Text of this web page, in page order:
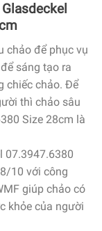
chảo để phục vụ
sáng tạo ra
chiếc chảo. Để
thì chảo sâu
Size 28cm là
07.3947.6380
10 với công
giúp chảo có
khỏe của người